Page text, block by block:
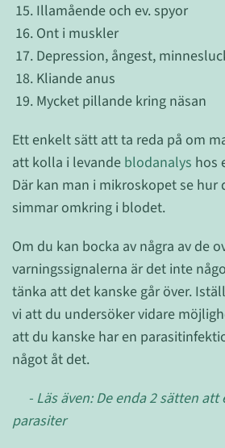
Illamående och ev. spyor
Ont i muskler
Depression, ångest,
Kliande anus
Mycket pillande kring näsan
Ett enkelt sätt att ta reda på om
att kolla i levande blodanalys hos
Där kan man i mikroskopet se hur
simmar omkring i blodet.
Om du kan bocka av några av de
varningssignalerna är det inte
tänka att det kanske går över.
vi att du undersöker vidare
att du kanske har en
något åt det.
- Läs även: De enda 2 sätten att
parasiter